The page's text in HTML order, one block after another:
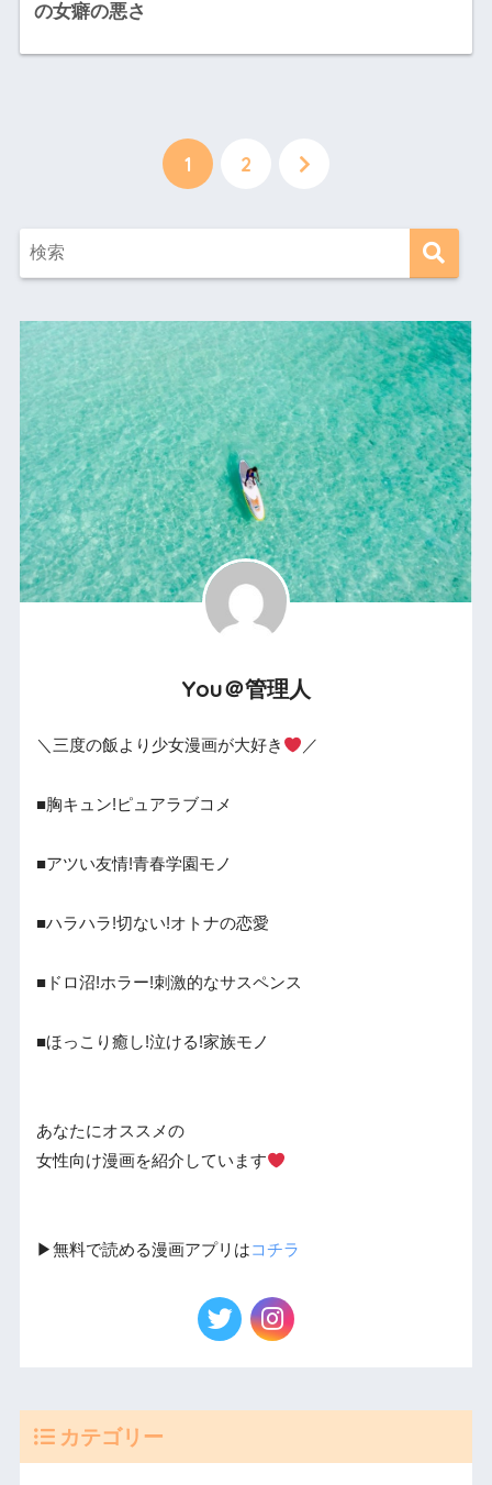
の女癖の悪さ
1 2
You＠管理人
＼三度の飯より少女漫画が大好き ／
■胸キュン!ピュアラブコメ
■アツい友情!青春学園モノ
■ハラハラ!切ない!オトナの恋愛
■ドロ沼!ホラー!刺激的なサスペンス
■ほっこり癒し!泣ける!家族モノ
あなたにオススメの
女性向け漫画を紹介しています
▶︎無料で読める漫画アプリはコチラ
カテゴリー